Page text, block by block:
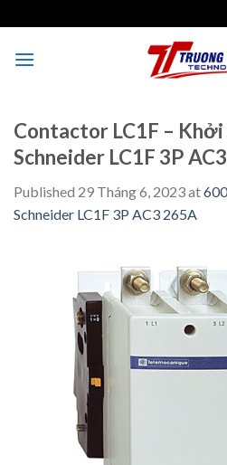
to
content
Contactor LC1F –
Schneider LC1F 3P
Published 29 Tháng 6, 2023at
Schneider LC1F 3P AC3 265A